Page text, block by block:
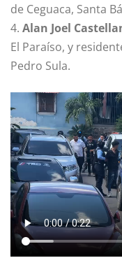
de Ceguaca, Santa
4. Alan Joel
El Paraíso, y
Pedro Sula.